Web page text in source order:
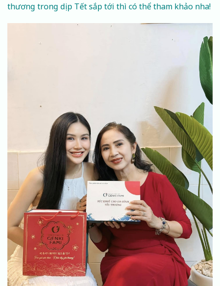
thương trong dịp Tết sắp tới thì có thể tham khảo nha!